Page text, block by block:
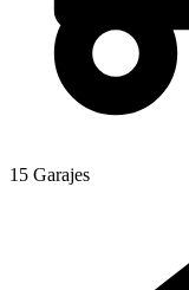
15 Garajes